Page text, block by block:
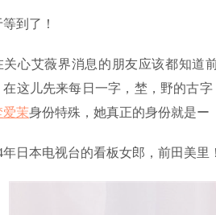
到了！
关心艾薇界消息的朋友应该都知道
在这儿先来每日一字，埜，野的古
爱茉身份特殊，她真正的身份就是ー
年日本电视台的看板女郎，前田美里！